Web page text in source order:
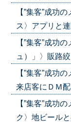
【”集客”成功
ス〉アプリと
【”集客”成功
ュ）」〉販路
【”集客”成功
来店客にＤＭ
【”集客”成功
ク〉地ビール